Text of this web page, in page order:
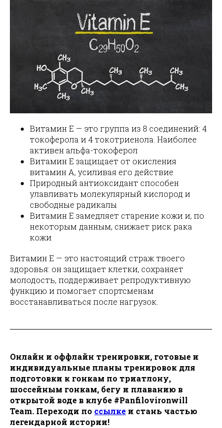
Витамин E — это группа из 8 соединений: 4
токоферола и 4 токотриенола. Наиболее
активен альфа-токоферол
Витамин E защищает от окисления
витамин A, усиливая его действие
Природный антиоксидант способен
улавливать молекулярный кислород и
свободные радикалы
Витамин E замедляет старение кожи и, по
некоторым данным, снижает риск рака
кожи
Витамин E — это настоящий страж твоего
здоровья: он защищает клетки, сохраняет
молодость, поддерживает репродуктивную
функцию и помогает спортсменам
восстанавливаться после нагрузок.
Онлайн и оффлайн тренировки, готовые и
индивидуальные планы тренировок для
подготовки к гонкам по триатлону,
шоссейным гонкам, бегу и плаванию в
открытой воде в клубе #Panfilovironwill
Team. Переходи по ссылке и стань частью
легендарной истории!